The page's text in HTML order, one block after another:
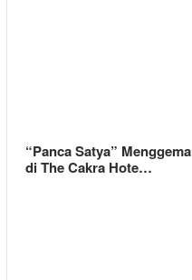
“Panca Satya” Menggema
di The Cakra Hote…